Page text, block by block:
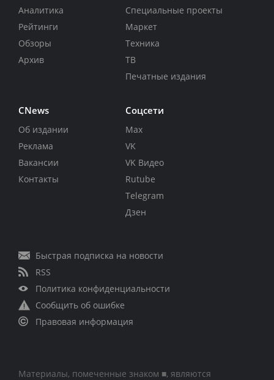
Аналитика
Рейтинги
Обзоры
Архив
Специальные проекты
Маркет
Техника
ТВ
Печатные издания
CNews
Об издании
Реклама
Вакансии
Контакты
Соцсети
Max
VK
VK Видео
Rutube
Telegram
Дзен
Быстрая подписка на новости
RSS
Политика конфиденциальности
Сообщить об ошибке
Правовая информация
Материалы, помеченные знаком ■, являются